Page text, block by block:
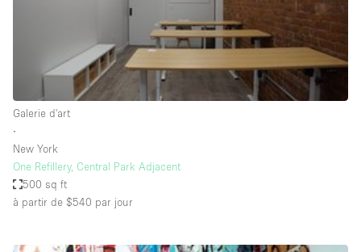
Espace Epuré / Minimaliste
Exposition Véhicules
Internet
Jardin
Lumière du Jour
Mobilier
Parking Privé
Galerie d'art
∙
New York
One Refillery, Central Park Adjacent
500 sq ft
à partir de $540 par jour